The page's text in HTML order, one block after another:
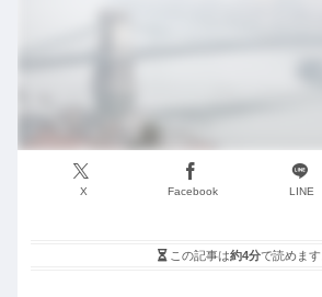
X Facebook LINE
この記事は約4分で読めます